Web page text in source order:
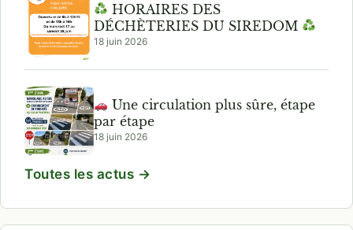
HORAIRES DES
DÉCHÈTERIES DU SIREDOM
18 juin 2026
Une circulation plus sûre, étape
par étape
18 juin 2026
Toutes les actus →